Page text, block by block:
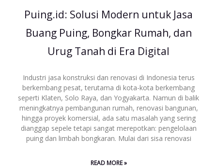
Puing.id: Solusi Modern untuk Jasa
Buang Puing, Bongkar Rumah, dan
Urug Tanah di Era Digital
Industri jasa konstruksi dan renovasi di Indonesia terus
berkembang pesat, terutama di kota-kota berkembang
seperti Klaten, Solo Raya, dan Yogyakarta. Namun di balik
meningkatnya pembangunan rumah, renovasi bangunan,
hingga proyek komersial, ada satu masalah yang sering
dianggap sepele tetapi sangat merepotkan: pengelolaan
puing dan limbah bongkaran. Mulai dari sisa renovasi
READ MORE »